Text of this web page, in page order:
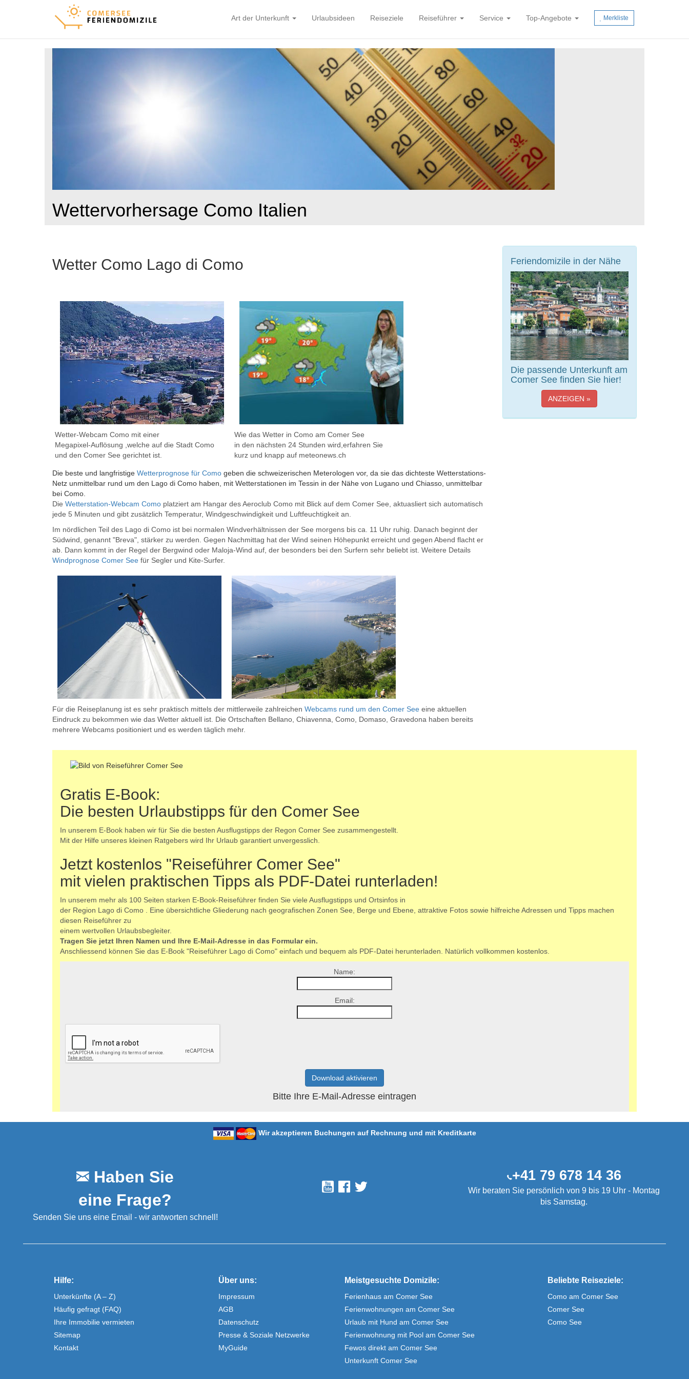
Art der Unterkunft Urlaubsideen Reiseziele Reiseführer Service Top-Angebote Merkliste
Wettervorhersage Como Italien
Wetter Como Lago di Como
Wetter-Webcam Como mit einer
Megapixel-Auflösung ,welche auf die Stadt Como
und den Comer See gerichtet ist.
Wie das Wetter in Como am Comer See
in den nächsten 24 Stunden wird,erfahren Sie
kurz und knapp auf meteonews.ch
Die beste und langfristige Wetterprognose für Como geben die schweizerischen Meterologen vor, da sie das dichteste Wetterstations-
Netz unmittelbar rund um den Lago di Como haben, mit Wetterstationen im Tessin in der Nähe von Lugano und Chiasso, unmittelbar
bei Como.
Die Wetterstation-Webcam Como platziert am Hangar des Aeroclub Como mit Blick auf dem Comer See, aktuasliert sich automatisch
jede 5 Minuten und gibt zusätzlich Temperatur, Windgeschwindigkeit und Luftfeuchtigkeit an.
Im nördlichen Teil des Lago di Como ist bei normalen Windverhältnissen der See morgens bis ca. 11 Uhr ruhig. Danach beginnt der
Südwind, genannt "Breva", stärker zu werden. Gegen Nachmittag hat der Wind seinen Höhepunkt erreicht und gegen Abend flacht er
ab. Dann kommt in der Regel der Bergwind oder Maloja-Wind auf, der besonders bei den Surfern sehr beliebt ist. Weitere Details
Windprognose Comer See für Segler und Kite-Surfer.
Für die Reiseplanung ist es sehr praktisch mittels der mittlerweile zahlreichen Webcams rund um den Comer See eine aktuellen
Eindruck zu bekommen wie das Wetter aktuell ist. Die Ortschaften Bellano, Chiavenna, Como, Domaso, Gravedona haben bereits
mehrere Webcams positioniert und es werden täglich mehr.
Feriendomizile in der Nähe
Die passende Unterkunft am
Comer See finden Sie hier!
ANZEIGEN »
Gratis E-Book:
Die besten Urlaubstipps für den Comer See
In unserem E-Book haben wir für Sie die besten Ausflugstipps der Regon Comer See zusammengestellt.
Mit der Hilfe unseres kleinen Ratgebers wird Ihr Urlaub garantiert unvergesslich.
Jetzt kostenlos "Reiseführer Comer See"
mit vielen praktischen Tipps als PDF-Datei runterladen!
In unserem mehr als 100 Seiten starken E-Book-Reiseführer finden Sie viele Ausflugstipps und Ortsinfos in
der Region Lago di Como . Eine übersichtliche Gliederung nach geografischen Zonen See, Berge und Ebene, attraktive Fotos sowie hilfreiche Adressen und Tipps machen
diesen Reiseführer zu
einem wertvollen Urlaubsbegleiter.
Tragen Sie jetzt Ihren Namen und Ihre E-Mail-Adresse in das Formular ein.
Anschliessend können Sie das E-Book "Reiseführer Lago di Como" einfach und bequem als PDF-Datei herunterladen. Natürlich vollkommen kostenlos.
Name:
Email:
Bitte Ihre E-Mail-Adresse eintragen
Wir akzeptieren Buchungen auf Rechnung und mit Kreditkarte
Haben Sie
eine Frage?
Senden Sie uns eine Email - wir antworten schnell!
+41 79 678 14 36
Wir beraten Sie persönlich von 9 bis 19 Uhr - Montag
bis Samstag.
Hilfe:
Unterkünfte (A – Z)
Häufig gefragt (FAQ)
Ihre Immobilie vermieten
Sitemap
Kontakt
Über uns:
Impressum
AGB
Datenschutz
Presse & Soziale Netzwerke
MyGuide
Meistgesuchte Domizile:
Ferienhaus am Comer See
Ferienwohnungen am Comer See
Urlaub mit Hund am Comer See
Ferienwohnung mit Pool am Comer See
Fewos direkt am Comer See
Unterkunft Comer See
Beliebte Reiseziele:
Como am Comer See
Comer See
Como See